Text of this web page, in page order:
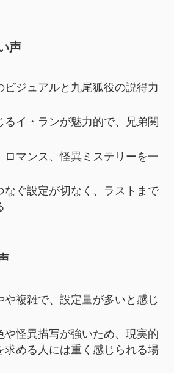
声
ビジュアルと九尾狐役の説得力
るイ・ランが魅力的で、兄弟関
ロマンス、怪異ミステリーを一
なぐ設定が切なく、ラストまで
や複雑で、設定量が多いと感じ
や怪異描写が強いため、現実的
求める人には重く感じられる場